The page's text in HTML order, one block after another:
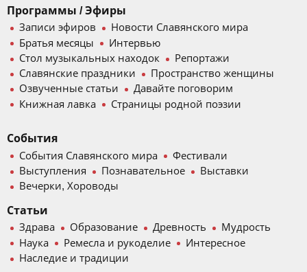
Программы / Эфиры
Записи эфиров
Новости Славянского мира
Братья месяцы
Интервью
Стол музыкальных находок
Репортажи
Славянские праздники
Пространство женщины
Озвученные статьи
Давайте поговорим
Книжная лавка
Страницы родной поэзии
События
События Славянского мира
Фестивали
Выступления
Познавательное
Выставки
Вечерки, Хороводы
Статьи
Здрава Образование Древность
Мудрость
Наука
Ремесла и рукоделие
Интересное
Наследие и традиции